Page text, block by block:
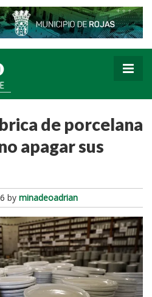
de porcelana
apagar sus
by minadeoadrian